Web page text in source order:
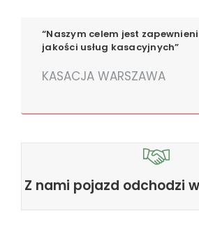
“Naszym celem jest
jakości usług kasacyjnych”
KASACJA WARSZAWA
Z nami pojazd odchodzi